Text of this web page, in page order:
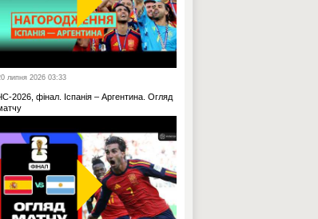
липня 2026 03:33
2026, фінал. Іспанія – Аргентина. Огляд